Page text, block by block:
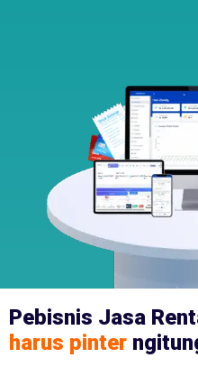
Pebisnis Jasa
harus pinter